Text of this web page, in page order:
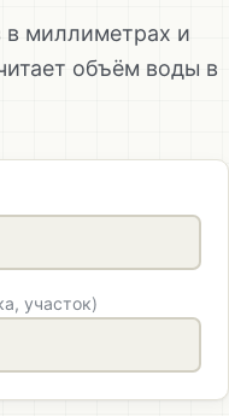
в миллиметрах и
объём воды в
участок)